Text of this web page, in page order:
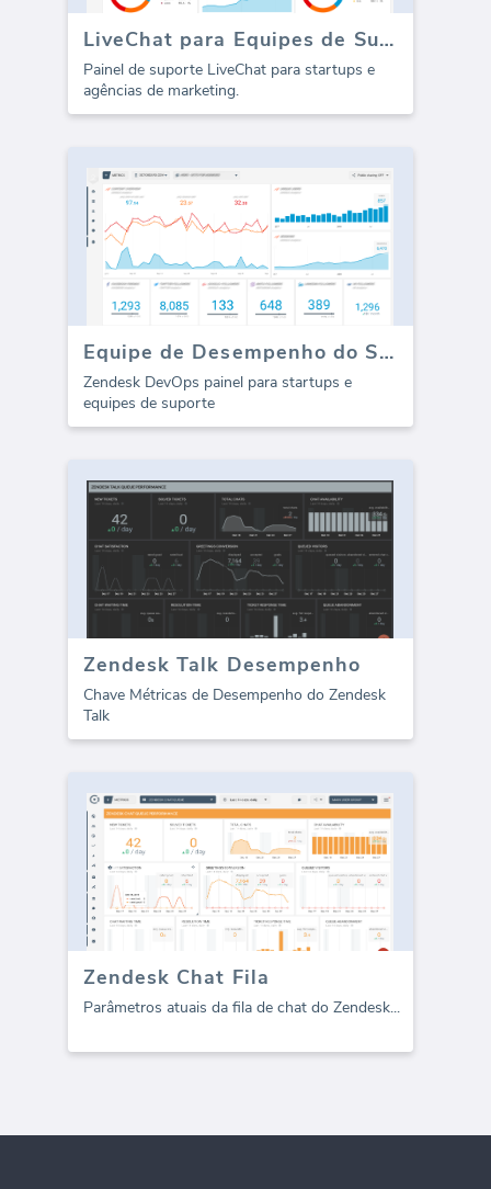
LiveChat para Equipes de Suporte (Relatório)
Painel de suporte LiveChat para startups e
agências de marketing.
Equipe de Desempenho do Suporte Zendesk
Zendesk DevOps painel para startups e
equipes de suporte
Zendesk Talk Desempenho
Chave Métricas de Desempenho do Zendesk
Talk
Zendesk Chat Fila
Parâmetros atuais da fila de chat do Zendesk...